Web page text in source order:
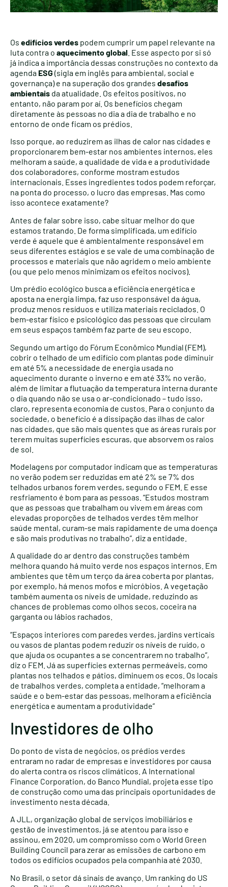
Os edifícios verdes podem cumprir um papel relevante na
luta contra o aquecimento global . Esse aspecto por si só
já indica a importância dessas construções no contexto da
agenda ESG (sigla em inglês para ambiental, social e
governança) e na superação dos grandes desafios
ambientais da atualidade. Os efeitos positivos, no
entanto, não param por aí. Os benefícios chegam
diretamente às pessoas no dia a dia de trabalho e no
entorno de onde ficam os prédios.
Isso porque, ao reduzirem as ilhas de calor nas cidades e
proporcionarem bem-estar nos ambientes internos, eles
melhoram a saúde, a qualidade de vida e a produtividade
dos colaboradores, conforme mostram estudos
internacionais. Esses ingredientes todos podem reforçar,
na ponta do processo, o lucro das empresas. Mas como
isso acontece exatamente?
Antes de falar sobre isso, cabe situar melhor do que
estamos tratando. De forma simplificada, um edifício
verde é aquele que é ambientalmente responsável em
seus diferentes estágios e se vale de uma combinação de
processos e materiais que não agridem o meio ambiente
(ou que pelo menos minimizam os efeitos nocivos).
Um prédio ecológico busca a eficiência energética e
aposta na energia limpa, faz uso responsável da água,
produz menos resíduos e utiliza materiais reciclados. O
bem-estar físico e psicológico das pessoas que circulam
em seus espaços também faz parte de seu escopo.
Segundo um artigo do Fórum Econômico Mundial (FEM),
cobrir o telhado de um edifício com plantas pode diminuir
em até 5% a necessidade de energia usada no
aquecimento durante o inverno e em até 33% no verão,
além de limitar a flutuação da temperatura interna durante
o dia quando não se usa o ar-condicionado – tudo isso,
claro, representa economia de custos. Para o conjunto da
sociedade, o benefício é a dissipação das ilhas de calor
nas cidades, que são mais quentes que as áreas rurais por
terem muitas superfícies escuras, que absorvem os raios
de sol.
Modelagens por computador indicam que as temperaturas
no verão podem ser reduzidas em até 2% se 7% dos
telhados urbanos forem verdes, segundo o FEM. E esse
resfriamento é bom para as pessoas. “Estudos mostram
que as pessoas que trabalham ou vivem em áreas com
elevadas proporções de telhados verdes têm melhor
saúde mental, curam-se mais rapidamente de uma doença
e são mais produtivas no trabalho”, diz a entidade.
A qualidade do ar dentro das construções também
melhora quando há muito verde nos espaços internos. Em
ambientes que têm um terço da área coberta por plantas,
por exemplo, há menos mofos e micróbios. A vegetação
também aumenta os níveis de umidade, reduzindo as
chances de problemas como olhos secos, coceira na
garganta ou lábios rachados.
“Espaços interiores com paredes verdes, jardins verticais
ou vasos de plantas podem reduzir os níveis de ruído, o
que ajuda os ocupantes a se concentrarem no trabalho”,
diz o FEM. Já as superfícies externas permeáveis, como
plantas nos telhados e pátios, diminuem os ecos. Os locais
de trabalhos verdes, completa a entidade, “melhoram a
saúde e o bem-estar das pessoas, melhoram a eficiência
energética e aumentam a produtividade”
Investidores de olho
Do ponto de vista de negócios, os prédios verdes
entraram no radar de empresas e investidores por causa
do alerta contra os riscos climáticos. A International
Finance Corporation, do Banco Mundial, projeta esse tipo
de construção como uma das principais oportunidades de
investimento nesta década.
A JLL, organização global de serviços imobiliários e
gestão de investimentos, já se atentou para isso e
assinou, em 2020, um compromisso com o World Green
Building Council para zerar as emissões de carbono em
todos os edifícios ocupados pela companhia até 2030.
No Brasil, o setor dá sinais de avanço. Um ranking do US